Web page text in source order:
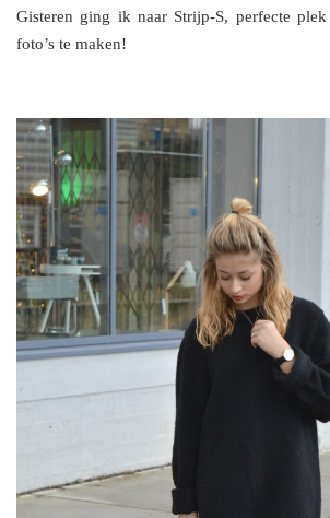
Gisteren ging ik naar Strijp-S, perfecte
foto’s te maken!